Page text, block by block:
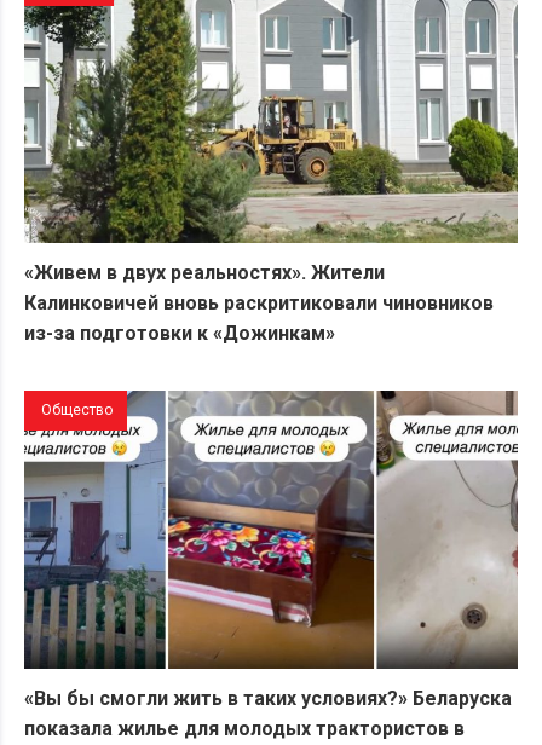
«Живем в двух реальностях». Жители
Калинковичей вновь раскритиковали чиновников
из-за подготовки к «Дожинкам»
Общество
«Вы бы смогли жить в таких условиях?» Беларуска
показала жилье для молодых трактористов в